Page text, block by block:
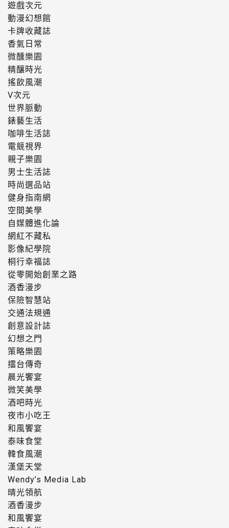
遊戲次元
動漫幻想館
卡牌收藏誌
香氣日常
微醺樂園
精釀時光
搖飲風潮
V次元
世界脈動
錶藝生活
咖啡生活誌
電競視界
親子樂園
男士生活誌
時尚選品站
健身指南網
空間美學
自媒體進化論
網紅不藏私
影像紀學院
桐行幸福誌
從零開始創業之路
酒香漫步
保險智慧站
交通法規通
創意設計誌
幻想之門
策略樂園
擂台傳奇
晨光饗宴
微笑美學
酒吧時光
夜市小吃王
和風饗宴
泰味食堂
韓食風潮
漢堡天堂
Wendy’s Media Lab
晴光領航
酒香漫步
和風饗宴